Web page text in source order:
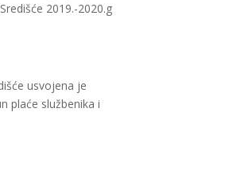
2019.-2020.g
usvojena je
plaće službenika i